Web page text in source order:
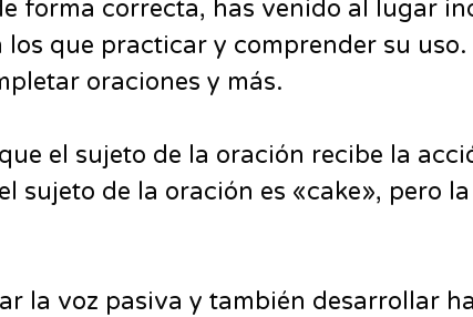
forma correcta, has venido al lugar
los que practicar y comprender su
oraciones y más.
el sujeto de la oración recibe la
sujeto de la oración es «cake», pero
la voz pasiva y también desarrollar